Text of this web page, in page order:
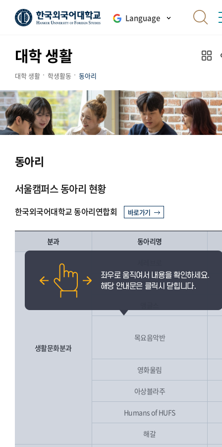
Language
대학 생활
대학 생활 학생활동 동아리
동아리
서울캠퍼스 동아리 현황
한국외국어대학교 동아리연합회 바로가기
분과 동아리명
생활문화분과
그림촌
목요음악반
영화울림
아상블라주
Humans of HUFS
해갈